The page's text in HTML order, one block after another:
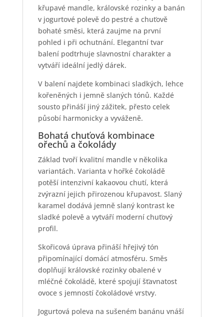
křupavé mandle, královské rozinky a banán
v jogurtové polevě do pestré a chuťově
bohaté směsi, která zaujme na první
pohled i při ochutnání. Elegantní tvar
balení podtrhuje slavnostní charakter a
vytváří ideální jedlý dárek.
V balení najdete kombinaci sladkých, lehce
kořeněných i jemně slaných tónů. Každé
sousto přináší jiný zážitek, přesto celek
působí harmonicky a vyváženě.
Bohatá chuťová kombinace
ořechů a čokolády
Základ tvoří kvalitní mandle v několika
variantách. Varianta v hořké čokoládě
potěší intenzivní kakaovou chutí, která
zvýrazní jejich přirozenou křupavost. Slaný
karamel dodává jemně slaný kontrast ke
sladké polevě a vytváří moderní chuťový
profil.
Skořicová úprava přináší hřejivý tón
připomínající domácí atmosféru. Směs
doplňují královské rozinky obalené v
mléčné čokoládě, které spojují šťavnatost
ovoce s jemností čokoládové vrstvy.
Jogurtová poleva na sušeném banánu vnáší